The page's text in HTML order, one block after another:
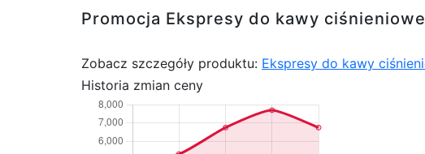
Promocja Ekspresy do kawy
Zobacz szczegóły produktu: Ekspresy do kawy
Historia zmian ceny